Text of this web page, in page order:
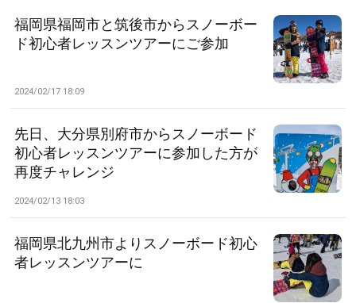
福岡県福岡市と筑後市からスノーボー
ド初心者レッスンツアーにご参加
2024/02/17 18:09
先日、大分県別府市からスノーボード
初心者レッスンツアーに参加した方が
再度チャレンジ
2024/02/13 18:03
福岡県北九州市よりスノーボード初心
者レッスンツアーに